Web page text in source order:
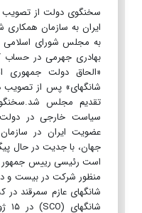
سخنگوی دولت از تصویب
ایران به سازمان همکاری
به مجلس شورای اسلامی
بهادری جهرمی در حساب
«الحاق دولت جمهوری
شانگهای» پس از تصویب
تقدیم مجلس
سیاست خارجی در دولت
عضویت ایران در سازمان
جهان، با جدیت در حال
است رئیسی رییس جمهور
منظور شرکت در بیست و
شانگهای عازم سمرقند